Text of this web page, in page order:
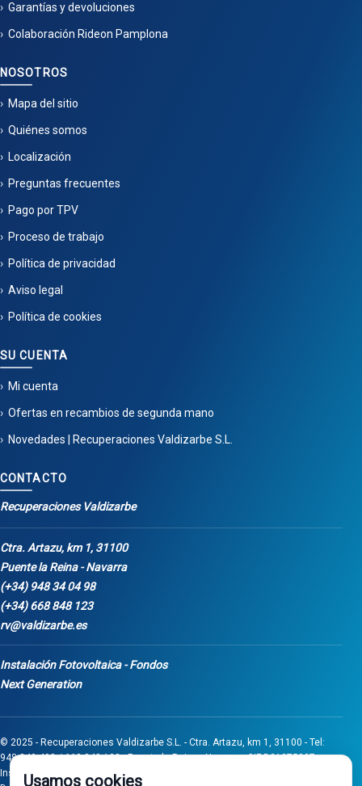
Garantías y devoluciones
Colaboración Rideon Pamplona
NOSOTROS
Mapa del sitio
Quiénes somos
Localización
Preguntas frecuentes
Pago por TPV
Proceso de trabajo
Política de privacidad
Aviso legal
Política de cookies
SU CUENTA
Mi cuenta
Ofertas en recambios de segunda mano
Novedades | Recuperaciones Valdizarbe S.L.
CONTACTO
Recuperaciones Valdizarbe
Ctra. Artazu, km 1, 31100
Puente la Reina - Navarra
(+34) 948 34 04 98
(+34) 668 848 123
rv@valdizarbe.es
Instalación Fotovoltaica - Fondos
Next Generation
© 2025 - Recuperaciones Valdizarbe S.L. - Ctra. Artazu, km 1, 31100 - Tel:
948 340 498 / 668 848 123 - Puente la Reina - Navarra - CIF B31275837.
Inscrita en el Registro Mercantil de Navarra, Tomo 32, Folio 75, Hoja 525.
Usamos cookies